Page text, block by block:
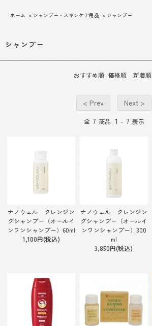
ホーム > シャンプー・スキンケア用品 > シャンプー
シャンプー
おすすめ順 価格順 新着順
< Prev Next >
全 7 商品 1 - 7 表示
ナノウェル クレンジン
グシャンプー（オールイ
ンワンシャンプー）60ml
1,100円(税込)
ナノウェル クレンジン
グシャンプー（オールイ
ンワンシャンプー）300
ml
3,850円(税込)